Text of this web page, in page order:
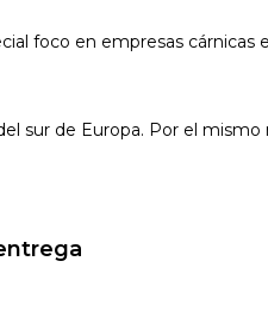
foco en empresas
sur de Europa. Por el